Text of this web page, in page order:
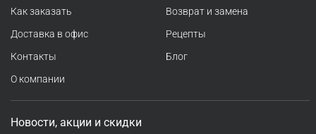
Как заказать
Доставка в офис
Контакты
О компании
Возврат и замена
Рецепты
Блог
Новости, акции и скидки